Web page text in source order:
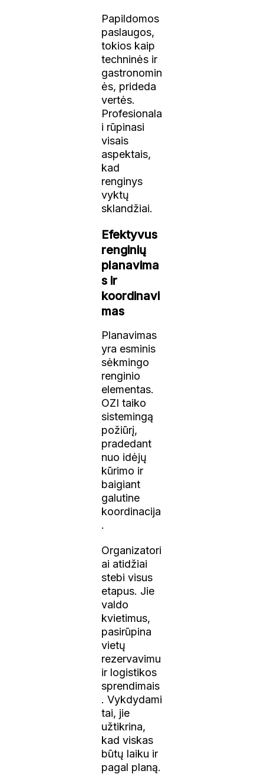
Papildomos
paslaugos,
tokios kaip
techninės ir
gastronomin
ės, prideda
vertės.
Profesionala
i rūpinasi
visais
aspektais,
kad
renginys
vyktų
sklandžiai.
Efektyvus
renginių
planavima
s ir
koordinavi
mas
Planavimas
yra esminis
sėkmingo
renginio
elementas.
OZI taiko
sistemingą
požiūrį,
pradedant
nuo idėjų
kūrimo ir
baigiant
galutine
koordinacija
.
Organizatori
ai atidžiai
stebi visus
etapus. Jie
valdo
kvietimus,
pasirūpina
vietų
rezervavimu
ir logistikos
sprendimais
. Vykdydami
tai, jie
užtikrina,
kad viskas
būtų laiku ir
pagal planą.